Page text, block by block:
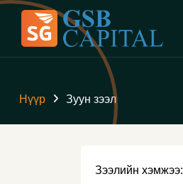
Нүүр Зуун зээл
Зээлийн хэмжээ: